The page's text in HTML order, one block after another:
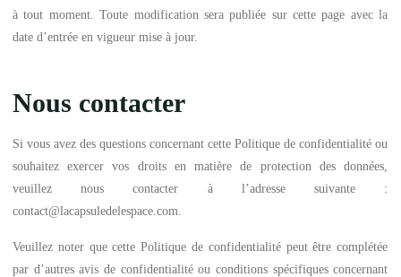
à tout moment. Toute modification sera publiée sur cette page avec la
date d’entrée en vigueur mise à jour.
Nous contacter
Si vous avez des questions concernant cette Politique de confidentialité ou
souhaitez exercer vos droits en matière de protection des données,
veuillez nous contacter à l’adresse suivante :
contact@lacapsuledelespace.com.
Veuillez noter que cette Politique de confidentialité peut être complétée
par d’autres avis de confidentialité ou conditions spécifiques concernant